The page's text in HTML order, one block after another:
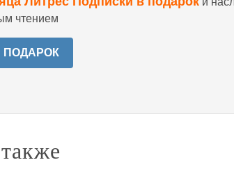
чтением
ПОДАРОК